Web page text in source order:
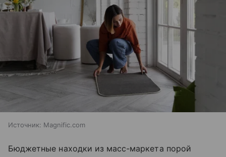
Источник: Magnific.com
Бюджетные находки из масс-маркета порой